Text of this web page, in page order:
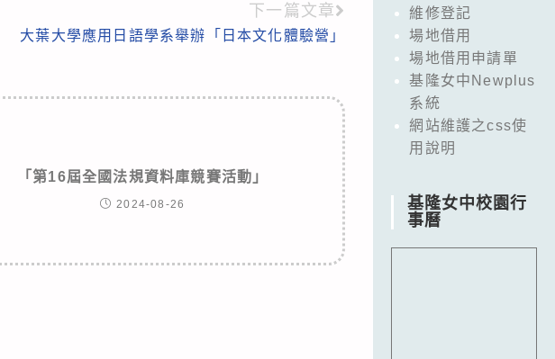
下一篇文章
大葉大學應用日語學系舉辦「日本文化體驗營」
「第16屆全國法規資料庫競賽活動」
2024-08-26
維修登記
場地借用
場地借用申請單
基隆女中Newplus
系統
網站維護之css使
用說明
基隆女中校園行
事曆